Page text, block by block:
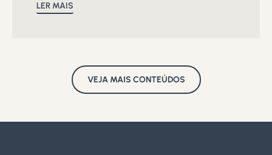
LER MAIS
VEJA MAIS CONTEÚDOS